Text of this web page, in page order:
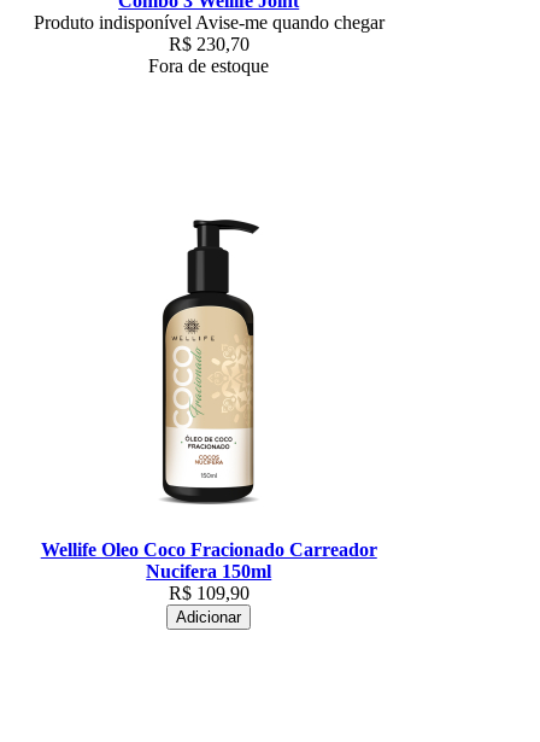
Produto indisponível Avise-me quando chegar
R$ 230,70
Fora de estoque
Wellife Oleo Coco Fracionado Carreador
Nucifera 150ml
R$ 109,90
Adicionar